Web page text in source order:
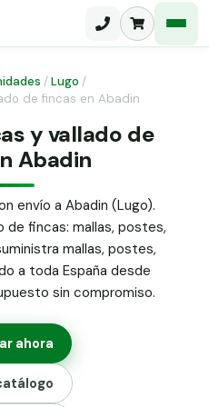
m² verde
H.
/Lugo /
de fincas en Abadin
y vallado de
Abadin
envío a Abadin (Lugo).
de fincas: mallas, postes,
mallas, postes,
a toda España desde
sin compromiso.
ahora